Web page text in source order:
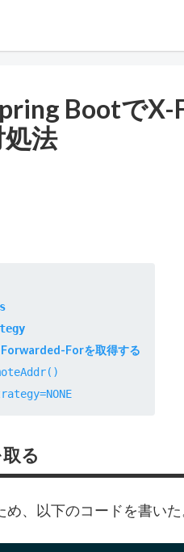
Bootで
法
Forを取得する
る
、以下のコードを書いた